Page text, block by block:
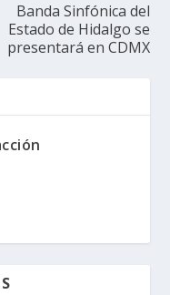
Banda Sinfónica del
Estado de Hidalgo se
presentará en CDMX